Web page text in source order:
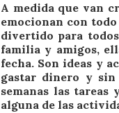
A medida que van
emocionan con
divertido para
familia y amigos,
fecha. Son ideas y
gastar dinero y sin
semanas las tareas
alguna de las